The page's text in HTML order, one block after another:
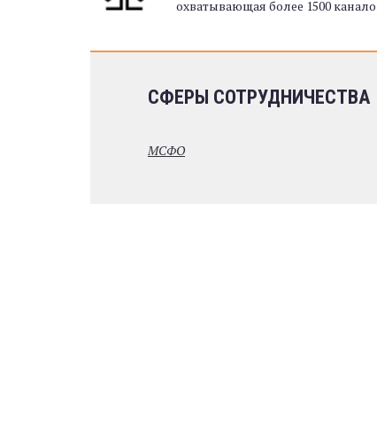
охватывающая более 1500
СФЕРЫ СОТРУДНИЧЕСТВА
МСФО